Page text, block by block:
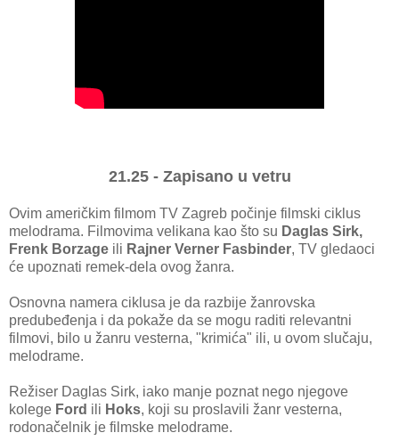
21.25 - Zapisano u vetru
Ovim američkim filmom TV Zagreb počinje filmski ciklus
melodrama. Filmovima velikana kao što su Daglas Sirk,
Frenk Borzage ili Rajner Verner Fasbinder, TV gledaoci
će upoznati remek-dela ovog žanra.
Osnovna namera ciklusa je da razbije žanrovska
predubeđenja i da pokaže da se mogu raditi relevantni
filmovi, bilo u žanru vesterna, "krimića" ili, u ovom slučaju,
melodrame.
Režiser Daglas Sirk, iako manje poznat nego njegove
kolege Ford ili Hoks, koji su proslavili žanr vesterna,
rodonačelnik je filmske melodrame.